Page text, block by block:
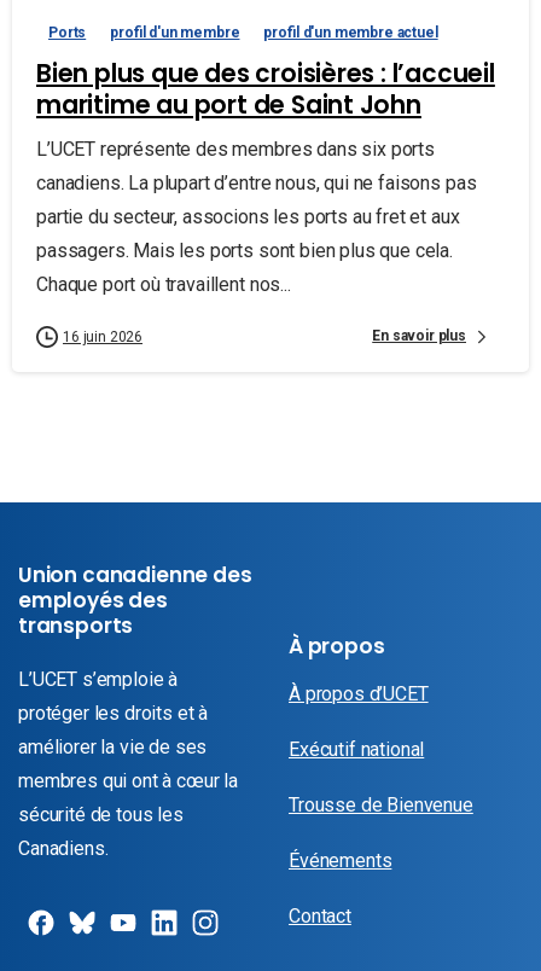
Ports profil d'un membre profil d'un membre actuel
Bien plus que des croisières : l’accueil
maritime au port de Saint John
L’UCET représente des membres dans six ports
canadiens. La plupart d’entre nous, qui ne faisons pas
partie du secteur, associons les ports au fret et aux
passagers. Mais les ports sont bien plus que cela.
Chaque port où travaillent nos...
16 juin 2026 En savoir plus
Union canadienne des
employés des
transports
L’UCET s’emploie à
protéger les droits et à
améliorer la vie de ses
membres qui ont à cœur la
sécurité de tous les
Canadiens.
À propos
À propos d’UCET
Exécutif national
Trousse de Bienvenue
Événements
Contact